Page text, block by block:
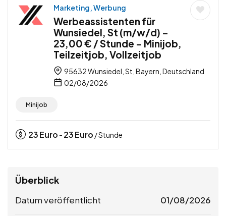
Marketing, Werbung
Werbeassistenten für
Wunsiedel, St (m/w/d) –
23,00 € / Stunde – Minijob,
Teilzeitjob, Vollzeitjob
95632 Wunsiedel, St, Bayern, Deutschland
02/08/2026
Minijob
23Euro - 23Euro / Stunde
Überblick
Datum veröffentlicht 01/08/2026